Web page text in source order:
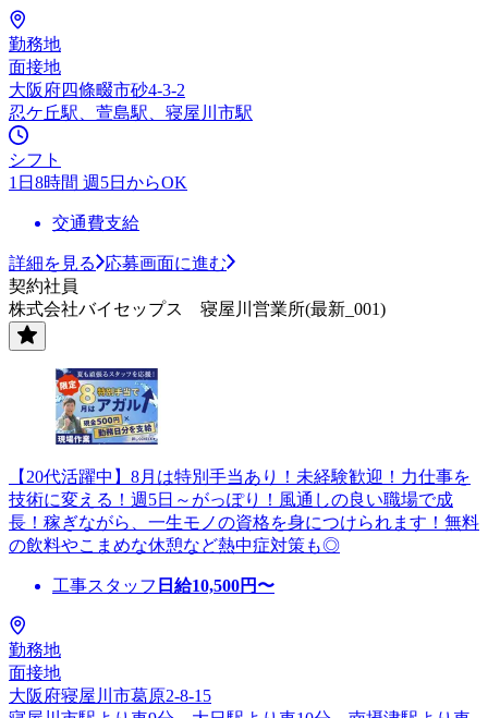
勤務地
面接地
大阪府四條畷市砂4-3-2
忍ケ丘駅、萱島駅、寝屋川市駅
シフト
1日8時間 週5日からOK
交通費支給
詳細を見る
応募画面に進む
契約社員
株式会社バイセップス 寝屋川営業所(最新_001)
【20代活躍中】8月は特別手当あり！未経験歓迎！力仕事を
技術に変える！週5日～がっぽり！風通しの良い職場で成
長！稼ぎながら、一生モノの資格を身につけられます！無料
の飲料やこまめな休憩など熱中症対策も◎
工事スタッフ 日給10,500円〜
勤務地
面接地
大阪府寝屋川市葛原2-8-15